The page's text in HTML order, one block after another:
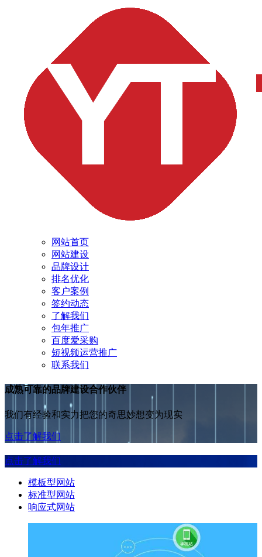
网站首页
网站建设
品牌设计
排名优化
客户案例
签约动态
了解我们
包年推广
百度爱采购
短视频运营推广
联系我们
成熟可靠的品牌建设合作伙伴
我们有经验和实力把您的奇思妙想变为现实
点击了解我们
点击了解我们
模板型网站
标准型网站
响应式网站